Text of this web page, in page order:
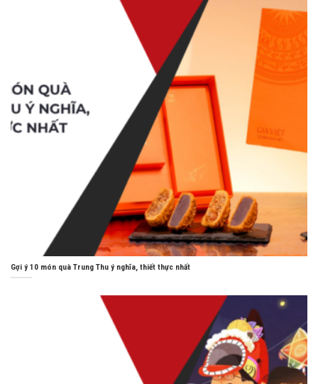
Gợi ý 10 món quà Trung Thu ý nghĩa, thiết thực nhất